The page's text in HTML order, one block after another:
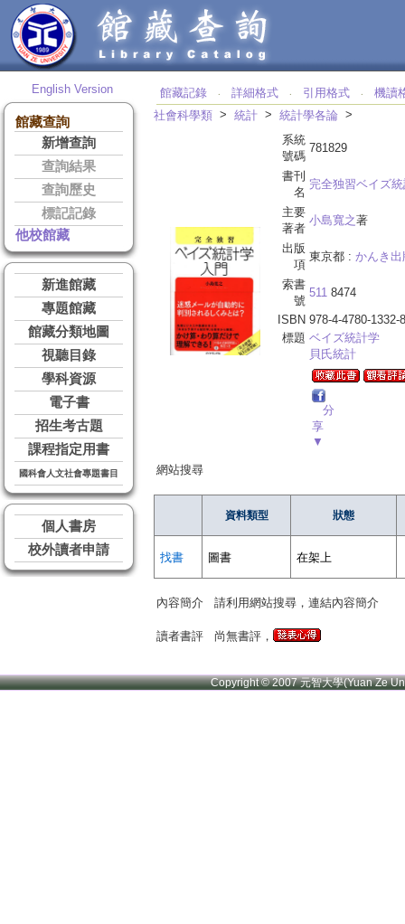
English Version
館藏查詢
新增查詢
查詢結果
查詢歷史
標記記錄
他校館藏
新進館藏
專題館藏
館藏分類地圖
視聽目錄
學科資源
電子書
招生考古題
課程指定用書
國科會人文社會專題書目
個人書房
校外讀者申請
館藏記錄 ‧ 詳細格式 ‧ 引用格式 ‧
機讀
社會科學類 > 統計 > 統計學各論 >
系統
號碼
781829
書刊
名
完全独習ベイズ
主要
著者
小島寬之著
出版
項
東京都 : かんき出
索書
號
511 8474
ISBN 978-4-4780-1332-8
標題 ベイズ統計学
貝氏統計
分
享
▼
網站搜尋
資料類型 狀態
找書 圖書 在架上
內容簡介 請利用網站搜尋，連結內容簡介
讀者書評 尚無書評，
Copyright © 2007 元智大學(Yuan Ze